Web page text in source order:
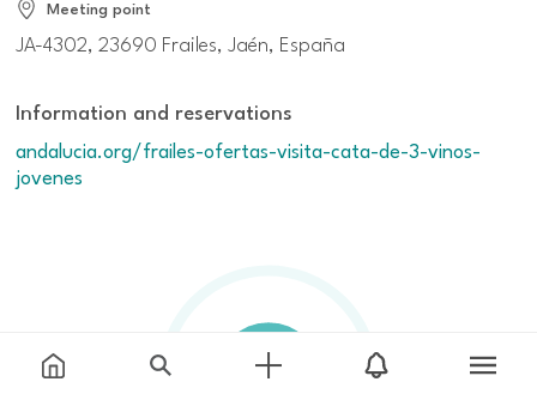
Meeting point
JA-4302, 23690 Frailes, Jaén, España
Information and reservations
andalucia.org/frailes-ofertas-visita-cata-de-3-vinos-
jovenes